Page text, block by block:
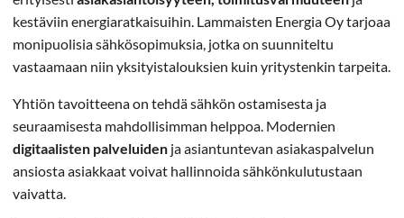
kestäviin energiaratkaisuihin. Lammaisten Energia Oy tarjoaa
monipuolisia sähkösopimuksia, jotka on suunniteltu
vastaamaan niin yksityistalouksien kuin yritystenkin tarpeita.
Yhtiön tavoitteena on tehdä sähkön ostamisesta ja
seuraamisesta mahdollisimman helppoa. Modernien
digitaalisten palveluiden ja asiantuntevan asiakaspalvelun
ansiosta asiakkaat voivat hallinnoida sähkönkulutustaan
vaivatta.